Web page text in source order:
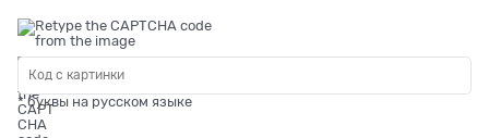
* буквы на русском языке